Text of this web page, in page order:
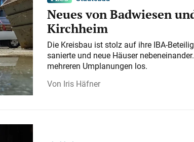
Neues von Badwiesen
Kirchheim
Die Kreisbau ist stolz auf ihre IBA-
sanierte und neue Häuser
mehreren Umplanungen los.
Iris Häfner